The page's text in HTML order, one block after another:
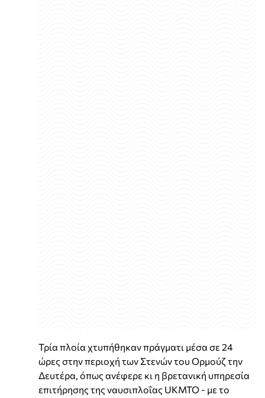
Τρία πλοία χτυπήθηκαν πράγματι μέσα σε 24
ώρες στην περιοχή των Στενών του Ορμούζ την
Δευτέρα, όπως ανέφερε κι η βρετανική υπηρεσία
επιτήρησης της ναυσιπλοΐας UKMTO - με το